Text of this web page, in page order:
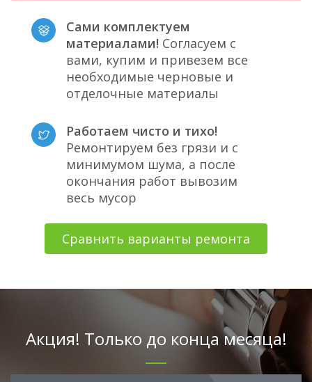
Сами комплектуем
материалами! Согласуем с
вами, купим и привезем все
необходимые черновые и
отделочные материалы
Работаем чисто и тихо!
Ремонтируем без грязи и с
минимумом шума, а после
окончания работ вывозим
весь мусор
Сравнить варианты ремонта
Акция! Только до конца месяца!